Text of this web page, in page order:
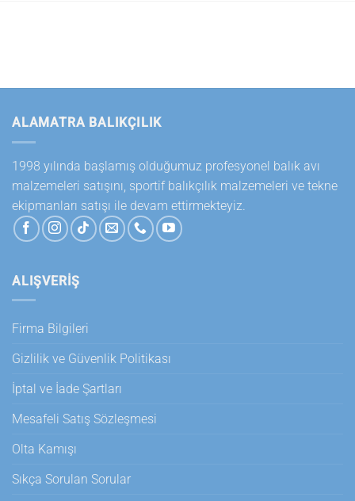
ALAMATRA BALIKÇILIK
1998 yılında başlamış olduğumuz profesyonel balık avı
malzemeleri satışını, sportif balıkçılık malzemeleri ve tekne
ekipmanları satışı ile devam ettirmekteyiz.
ALIŞVERİŞ
Firma Bilgileri
Gizlilik ve Güvenlik Politikası
İptal ve İade Şartları
Mesafeli Satış Sözleşmesi
Olta Kamışı
Sıkça Sorulan Sorular